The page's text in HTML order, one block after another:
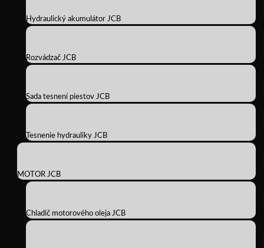
Hydraulický akumulátor JCB
Rozvádzač JCB
Sada tesnení piestov JCB
Tesnenie hydrauliky JCB
MOTOR JCB
Chladič motorového oleja JCB